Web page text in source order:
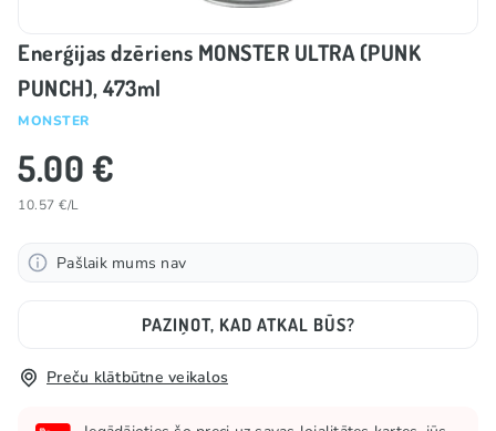
Enerģijas dzēriens MONSTER ULTRA (PUNK
PUNCH), 473ml
MONSTER
5.00 €
10.57 €/L
Pašlaik mums nav
PAZIŅOT, KAD ATKAL BŪS?
Preču klātbūtne veikalos